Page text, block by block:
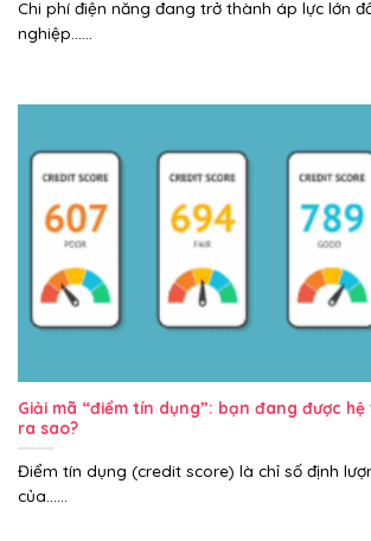
Chi phí điện năng đang trở thành áp lực lớn
nghiệp......
Giải mã “điểm tín dụng”: bạn đang được
ra sao?
Điểm tín dụng (credit score) là chỉ số định
của......